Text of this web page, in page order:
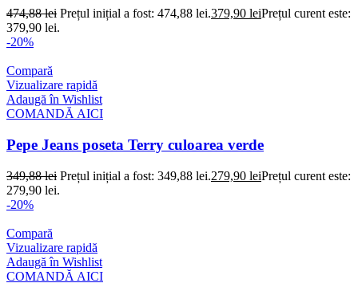
474,88lei Prețul inițial a fost: 474,88 lei.379,90 leiPrețul curent este:
379,90 lei.
-20%
Compară
Vizualizare rapidă
Adaugă în Wishlist
COMANDĂ AICI
Pepe Jeans poseta Terry culoarea verde
349,88lei Prețul inițial a fost: 349,88 lei.279,90 leiPrețul curent este:
279,90 lei.
-20%
Compară
Vizualizare rapidă
Adaugă în Wishlist
COMANDĂ AICI